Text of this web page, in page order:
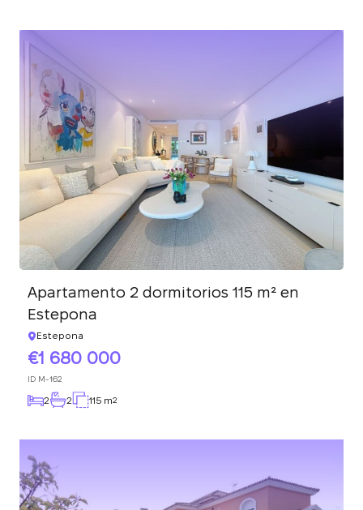
Apartamento 2 dormitorios 115 m² en
Estepona
Estepona
1 680 000
ID M-162
2 2 115 m2